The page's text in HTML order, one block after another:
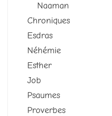
Naaman
Chroniques
Esdras
Néhémie
Esther
Job
Psaumes
Proverbes